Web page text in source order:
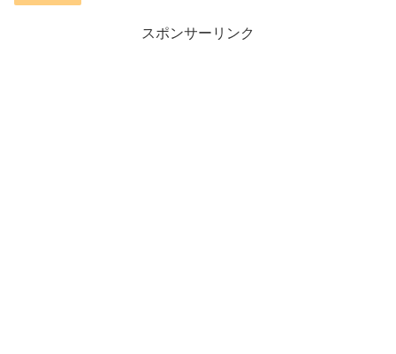
スポンサーリンク